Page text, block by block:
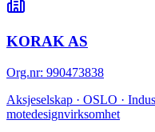
KORAK AS
Org.nr: 990473838
Aksjeselskap · OSLO ·
motedesignvirksomhet